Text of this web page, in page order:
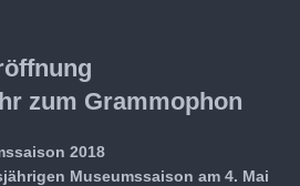
zum Grammophon
2018
Museumssaison am 4. Mai